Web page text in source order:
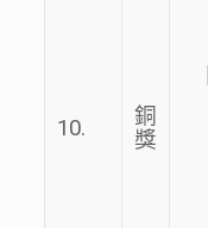
10.
銅
獎